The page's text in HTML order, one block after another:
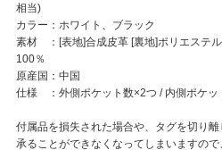
相当)
カラー：ホワイト、ブラック
素材 ：[表地]合成皮革 [裏地]ポリエステ
100％
原産国：中国
仕様 ：外側ポケット数×2つ / 内側ポケッ
付属品を損失された場合や、タグを切り
承ることができなくなってしまいますの